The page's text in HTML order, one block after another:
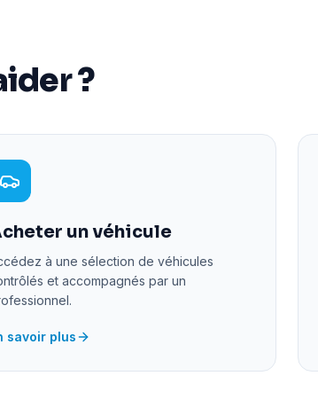
?
un véhicule
à une sélection de véhicules
et accompagnés par un
savoir plus